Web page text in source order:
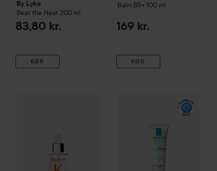
By Lyko
Beat the Heat 200 ml
83,80 kr.
KØB
Balm B5+ 100 ml
169 kr.
KØB
Serum Anti-Chute Fortifiant